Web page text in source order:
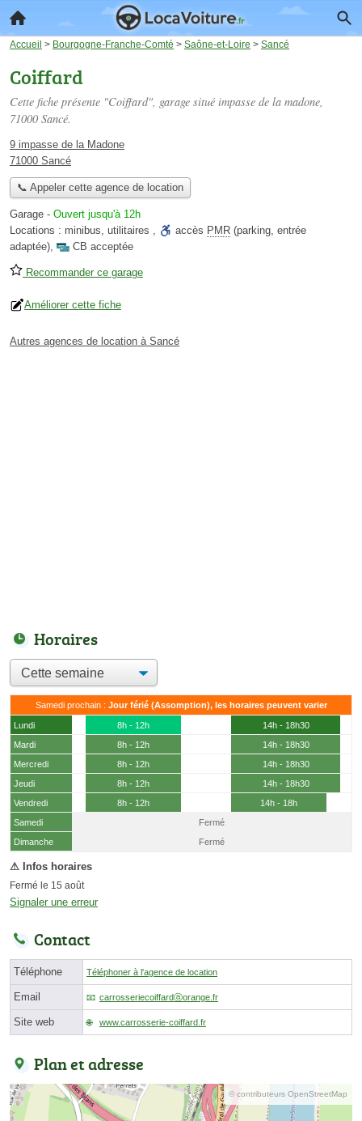
Accueil > Bourgogne-Franche-Comté > Saône-et-Loire > Sancé
Coiffard
Cette fiche présente "Coiffard", garage situé impasse de la madone,
71000 Sancé.
9 impasse de la Madone
71000 Sancé
📞 Appeler cette agence de location
Garage - Ouvert jusqu'à 12h
Locations : minibus, utilitaires , accès PMR (parking, entrée
adaptée), CB acceptée
Recommander ce garage
Améliorer cette fiche
Autres agences de location à Sancé
Horaires
Samedi prochain : Jour férié (Assomption), les horaires peuvent varier
Lundi 8h - 12h
14h - 18h30
Mardi
8h - 12h
14h - 18h30
Mercredi
8h - 12h
14h - 18h30
Jeudi
8h - 12h
14h - 18h30
Vendredi
8h - 12h
14h - 18h
Samedi
(15 août)
Fermé
Dimanche
Fermé
Fermé le 15 août
Signaler une erreur
Contact
Téléphone Téléphoner à l'agence de location
Email carrosseriecoiffardⓐorange.fr
Site web www.carrosserie-coiffard.fr
Plan et adresse
© contributeurs OpenStreetMap